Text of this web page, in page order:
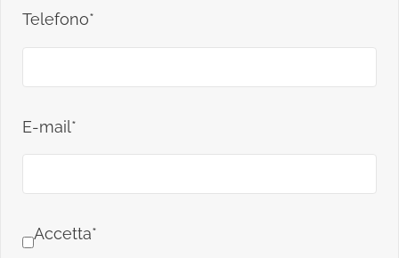
Telefono*
E-mail*
Accetta*